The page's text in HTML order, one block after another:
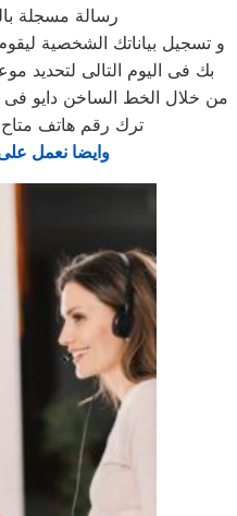
رسالة مسجلة
و تسجيل بياناتك الشخصية
بك فى اليوم التالى لتحديد
من خلال الخط الساخن دايو فى
ترك رقم هاتف
وايضا نعمل